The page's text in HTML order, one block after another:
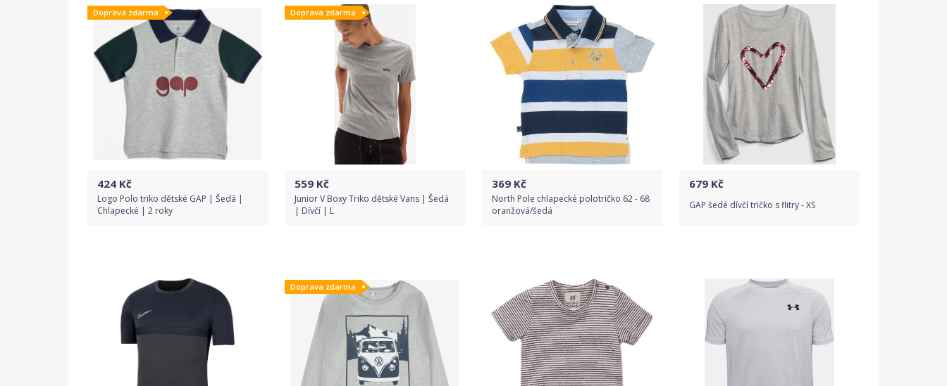
Detail produktu Detail produktu Detail produktu
Doprava zdarma
424 Kč
Logo Polo triko dětské GAP | Šedá |
Chlapecké | 2 roky
Detail produktu
Doprava zdarma
559 Kč
Junior V Boxy Triko dětské Vans | Šedá
| Dívčí | L
Detail produktu
369 Kč
North Pole chlapecké polotričko 62 - 68
oranžová/šedá
Detail produktu
679 Kč
GAP šedé dívčí tričko s flitry - XS
Detail produktu
Doprava zdarma